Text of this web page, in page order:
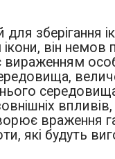
зберігання
він немов
враження
які будуть